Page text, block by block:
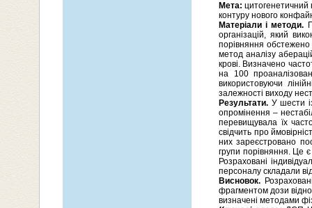
Мета: цитогенетичний
контуру нового
Матеріали і методи.
організацій, який
порівняння обстежено
метод аналізу
крові. Визначено
на 100
використовуючи
залежності виходу
Результати. У шести
опромінення –
перевищувала їх
свідчить про
них зареєстровано
групи порівняння. Це є
Розраховані
персоналу складали
Висновок.
фрагментом дози
визначені методами